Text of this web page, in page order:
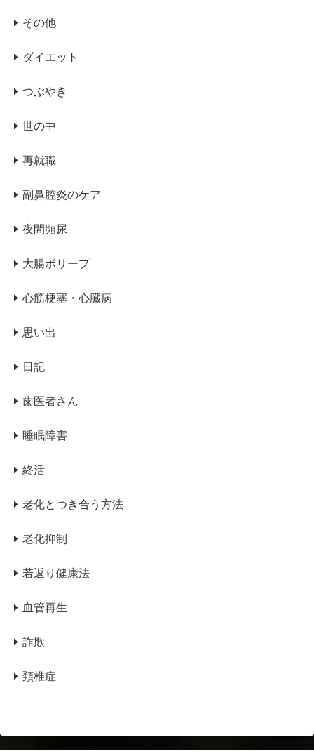
その他
ダイエット
つぶやき
世の中
再就職
副鼻腔炎のケア
夜間頻尿
大腸ポリープ
心筋梗塞・心臓病
思い出
日記
歯医者さん
睡眠障害
終活
老化とつき合う方法
老化抑制
若返り健康法
血管再生
詐欺
頚椎症